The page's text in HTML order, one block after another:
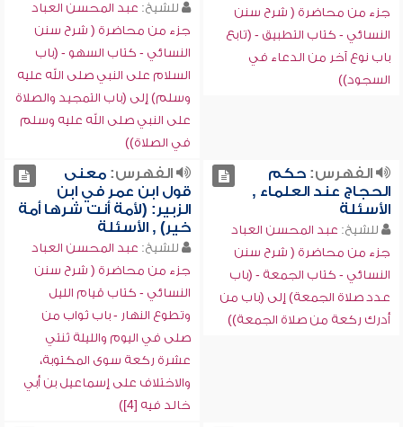
جزء من محاضرة ( شرح سنن
النسائي - كتاب التطبيق - (تابع
باب نوع آخر من الدعاء في
السجود))
للشيخ: عبد المحسن العباد
جزء من محاضرة ( شرح سنن
النسائي - كتاب السهو - (باب
السلام على النبي صلى الله عليه
وسلم) إلى (باب التمجيد والصلاة
على النبي صلى الله عليه وسلم
في الصلاة))
الفهرس:حكم
الحجاج عند العلماء ,
الأسئلة
للشيخ: عبد المحسن العباد
جزء من محاضرة ( شرح سنن
النسائي - كتاب الجمعة - (باب
عدد صلاة الجمعة) إلى (باب من
أدرك ركعة من صلاة الجمعة))
الفهرس:معنى
قول ابن عمر في ابن
الزبير: (لأمة أنت شرها أمة
خير) , الأسئلة
للشيخ: عبد المحسن العباد
جزء من محاضرة ( شرح سنن
النسائي - كتاب قيام الليل
وتطوع النهار - باب ثواب من
صلى في اليوم والليلة ثنتي
عشرة ركعة سوى المكتوبة،
والاختلاف على إسماعيل بن أبي
خالد فيه [4])